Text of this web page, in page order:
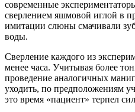
современные
сверлением яшмовой иглой в
имитации слюны смачивали
воды.
Сверление каждого из
менее часа. Учитывая более
проведение аналогичных
уходить, по предположениям
это время «пациент» терпел